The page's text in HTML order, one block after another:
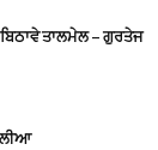
ਬਿਠਾਵੇ ਤਾਲਮੇਲ – ਗੁਰਤੇਜ